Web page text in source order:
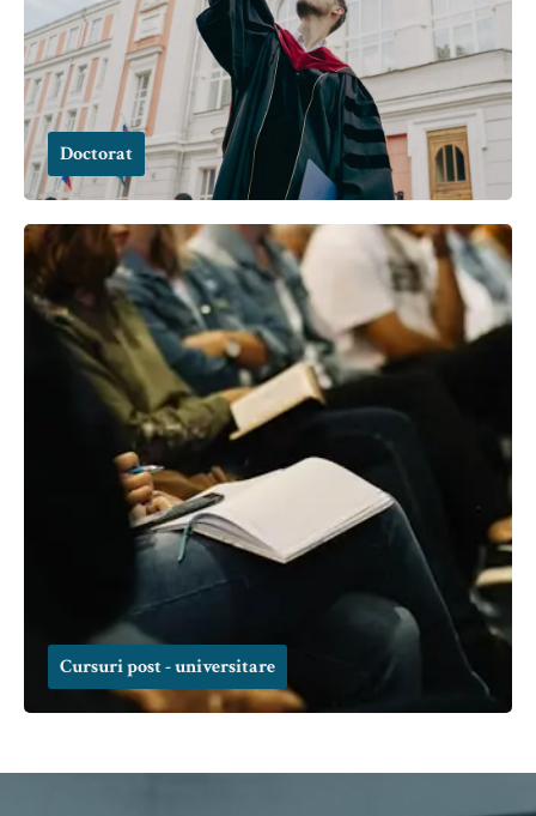
Doctorat
Cursuri post - universitare